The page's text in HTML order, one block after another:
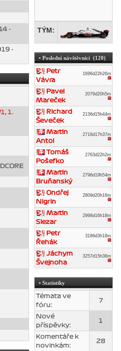
-
-
1.
TÝM:
• Poslední návštěvníci (120)
Petr
Vávra
1696d22h26m
Pavel
Mareček
2079d20h5m
Richard
Ševeček
2136d15h44m
Martin
Antol
2718d17h37m
Tomáš
Pošefko
2763d22h2m
Martin
Bruňanský
2796d19h54m
Ondřej
Nigrin
2809d20h18m
Martin
Slezar
2998d16h18m
Petr
Řehák
3186d3h18m
Jáchym
Švejnoha
3257d15h36m
• Statistiky
Témata ve
fóru:
7
Nové
příspěvky:
1
Komentáře k
novinkám:
28